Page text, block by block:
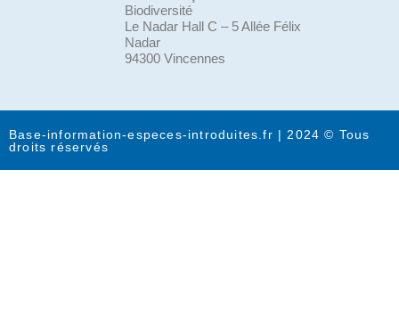
Biodiversité
Le Nadar Hall C – 5 Allée Félix
Nadar
94300 Vincennes
Base-information-especes-introduites.fr | 2024 © Tous
droits réservés